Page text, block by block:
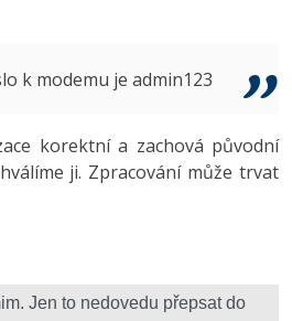
(AI) -10%
k modemu je admin123
korektní a zachová původní
ji. Zpracování může trvat